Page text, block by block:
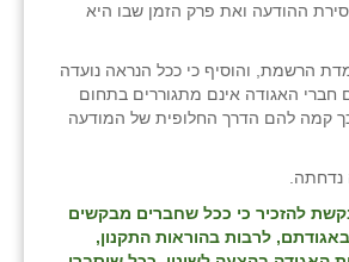
ההודעה ואת פרק הזמן שבו היא
הרשמת, והוסיף כי ככל הנראה נועדה
האגודה אינם מתגוררים בתחום
קמה להם הדרך החלופית של המודעה
נדחתה.
להזכיר כי ככל שחברים מבקשים
לרבות בהוראות התקנון,